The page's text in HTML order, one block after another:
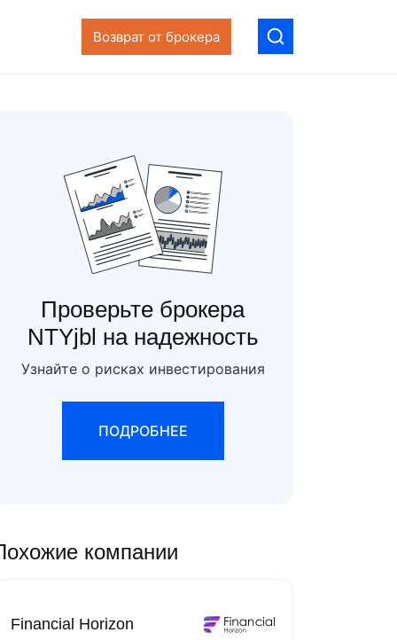
Возврат от брокера
Проверьте брокера
NTYjbl на надежность
Узнайте о рисках инвестирования
ПОДРОБНЕЕ
компании
Financial Horizon